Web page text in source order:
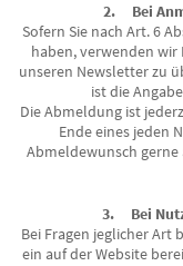
2. Bei
Sofern Sie nach Art. 6
haben, verwenden wir
unseren Newsletter zu
ist die
Die Abmeldung ist
Ende eines jeden
Abmeldewunsch gerne
3. Bei
Bei Fragen jeglicher
ein auf der Website